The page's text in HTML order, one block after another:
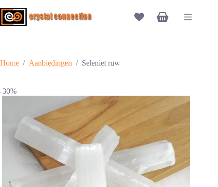
naar
de
Winkelwagen
Home / Aanbiedingen / Seleniet ruw
-30%